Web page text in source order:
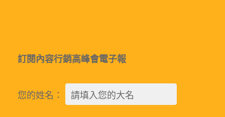
訂閱內容行銷高峰會電子報
您的姓名：